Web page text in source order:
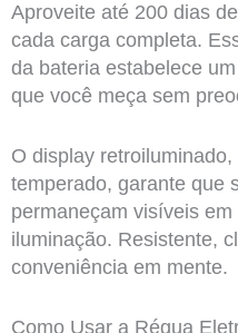
Aproveite até 200 dias
cada carga completa.
da bateria estabelece
que você meça sem
O display
temperado, garante que
permaneçam visíveis
iluminação. Resistente,
conveniência em mente.
Como Usar a Régua